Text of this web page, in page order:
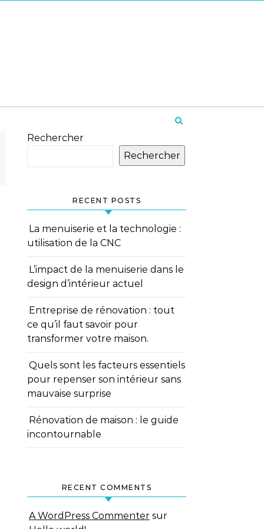
Rechercher
Rechercher
RECENT POSTS
La menuiserie et la technologie :
utilisation de la CNC
L’impact de la menuiserie dans le
design d’intérieur actuel
Entreprise de rénovation : tout
ce qu’il faut savoir pour
transformer votre maison.
Quels sont les facteurs essentiels
pour repenser son intérieur sans
mauvaise surprise
Rénovation de maison : le guide
incontournable
RECENT COMMENTS
A WordPress Commenter sur